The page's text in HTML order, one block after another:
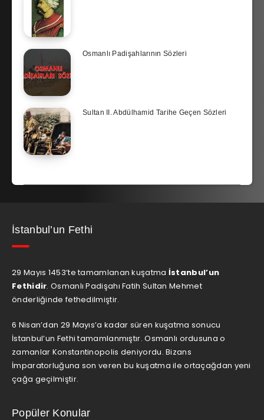
Osmanlı Padişahlarının Sözleri
Sultan II. Abdülhamid Tarihe Geçen Sözleri
İstanbul’un Fethi
29 Mayıs 1453’te tamamlanan kuşatma İstanbul’un
Fethidir. Osmanlı Padişahı Fatih Sultan Mehmet
önderliğinde fethedilmiştir.
6 Nisan’dan 29 Mayıs’a kadar süren kuşatma sonucu
İstanbul’un Fethi tamamlanmıştır. Osmanlı ordusuna o
zamanlar Konstantinopolis deniyordu. Bizans
İmparatorluğuna son veren bu kuşatma ile ortaçağdan yeni
çağa geçilmiştir.
Popüler Konular